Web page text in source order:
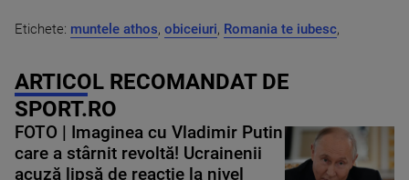
Etichete: muntele athos, obiceiuri, Romania te iubesc,
ARTICOL RECOMANDAT DE
SPORT.RO
FOTO | Imaginea cu Vladimir Putin
care a stârnit revoltă! Ucrainenii
acuză lipsă de reacție la nivel